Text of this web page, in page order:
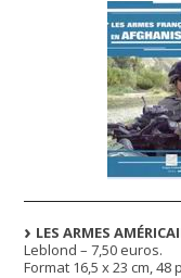
LES ARMES
Leblond – 7,50 euros.
Format 16,5 x 23 cm,